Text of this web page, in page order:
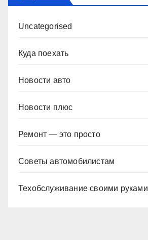
Uncategorised
Куда поехать
Новости авто
Новости плюс
Ремонт — это просто
Советы автомобилистам
Техобслуживание своими руками